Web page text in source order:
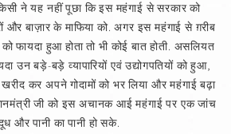
ने यह नहीं पूछा कि इस महंगाई से सरकार को
और बाज़ार के माफिया को. अगर इस महंगाई से ग़रीब
फायदा हुआ होता तो भी कोई बात होती. असलियत
उन बड़े-बड़े व्यापारियों एवं उद्योगपतियों को हुआ,
खरीद कर अपने गोदामों को भर लिया और महंगाई बढ़ा
जी को इस अचानक आई महंगाई पर एक जांच
और पानी का पानी हो सके.